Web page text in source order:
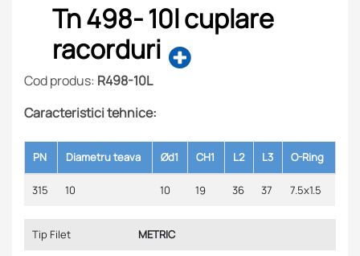
Tn 498- 10l cuplare
racorduri
Cod produs: R498-10L
Caracteristici tehnice:
PN Diametru teava Ød1 CH1 L2 L3 O-Ring
315 10 10 19 36 37 7.5x1.5
Tip Filet METRIC